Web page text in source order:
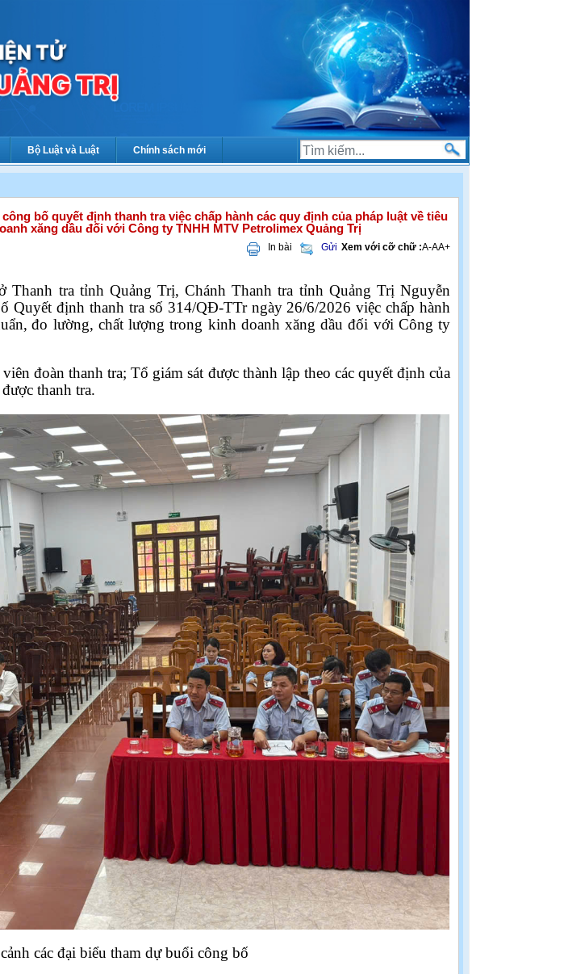
Bộ Luật và Luật Chính sách mới
bố quyết định thanh tra việc chấp hành các quy định của pháp luật về tiêu
xăng dầu đối với Công ty TNHH MTV Petrolimex Quảng Trị
In bài Gửi Xem với cỡ chữ :A-AA+
Thanh tra tỉnh Quảng Trị, Chánh Thanh tra tỉnh Quảng Trị Nguyễn
Quyết định thanh tra số 314/QĐ-TTr ngày 26/6/2026việc chấp hành
đo lường, chất lượng trong kinh doanh xăng dầu đối với Công ty
viên đoàn thanh tra; Tổ giám sát được thành lập theo các quyết định của
thanh tra.
các đại biểu tham dự buổi công bố